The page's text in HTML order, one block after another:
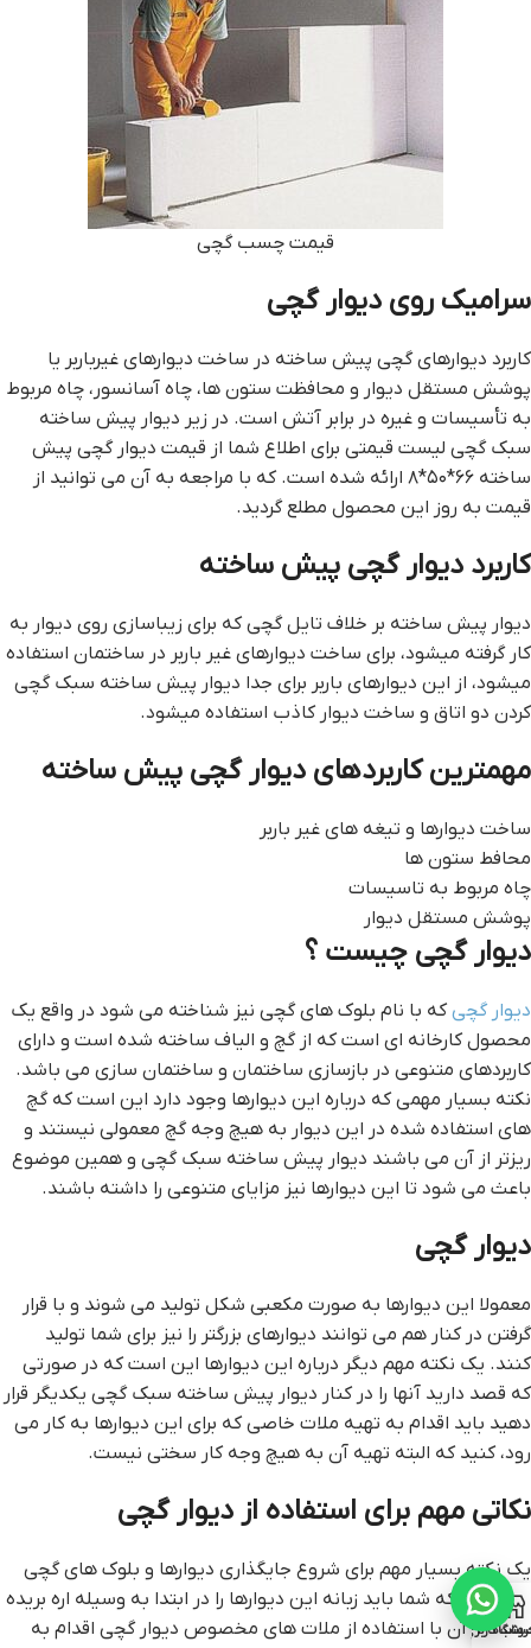
قيمت چسب گچي
سراميک روي ديوار گچي
كاربرد دیوارهاي گچی پیش ساخته در ساخت دیوارهای غيرباربر يا
پوشش مستقل ديوار و محافظت ستون ها، چاه آسانسور، چاه مربوط
به تأسيسات و غيره در برابر آتش است. در زیر دیوار پیش ساخته
سبک گچی لیست قیمتی برای اطلاع شما از قیمت دیوار گچی پیش
ساخته ۶۶*۵۰*۸ ارائه شده است. که با مراجعه به آن می توانید از
قیمت به روز این محصول مطلع گردید.
کاربرد دیوار گچی پیش ساخته
دیوار پیش ساخته بر خلاف تایل گچی که برای زیباسازی روی دیوار به
کار گرفته میشود، برای ساخت دیوارهای غیر باربر در ساختمان استفاده
میشود، از این دیوارهای باربر برای جدا دیوار پیش ساخته سبک گچی
کردن دو اتاق و ساخت دیوار کاذب استفاده میشود.
مهمترین کاربردهای دیوار گچی پیش ساخته
ساخت دیوارها و تیغه های غیر باربر
محافط ستون ها
چاه مربوط به تاسیسات
پوشش مستقل دیوار
دیوار گچی چیست ؟
دیوار گچیکه با نام بلوک های گچی نیز شناخته می شود در واقع یک
محصول کارخانه ای است که از گچ و الیاف ساخته شده است و دارای
کاربردهای متنوعی در بازسازی ساختمان و ساختمان سازی می باشد.
نکته بسیار مهمی که درباره این دیوارها وجود دارد این است که گچ
های استفاده شده در این دیوار به هیچ وجه گچ معمولی نیستند و
ریزتر از آن می باشند دیوار پیش ساخته سبک گچی و همین موضوع
باعث می شود تا این دیوارها نیز مزایای متنوعی را داشته باشند.
دیوار گچی
معمولا این دیوارها به صورت مکعبی شکل تولید می شوند و با قرار
گرفتن در کنار هم می توانند دیوارهای بزرگتر را نیز برای شما تولید
کنند. یک نکته مهم دیگر درباره این دیوارها این است که در صورتی
که قصد دارید آنها را در کنار دیوار پیش ساخته سبک گچی یکدیگر قرار
دهید باید اقدام به تهیه ملات خاصی که برای این دیوارها به کار می
رود، کنید که البته تهیه آن به هیچ وجه کار سختی نیست.
نکاتی مهم برای استفاده از دیوار گچی
یک نکته بسیار مهم برای شروع جایگذاری دیوارها و بلوک های گچی
این است که شما باید زبانه این دیوارها را در ابتدا به وسیله اره بریده
و بعد از آن با استفاده از ملات های مخصوص دیوار گچی اقدام به
کاربری من